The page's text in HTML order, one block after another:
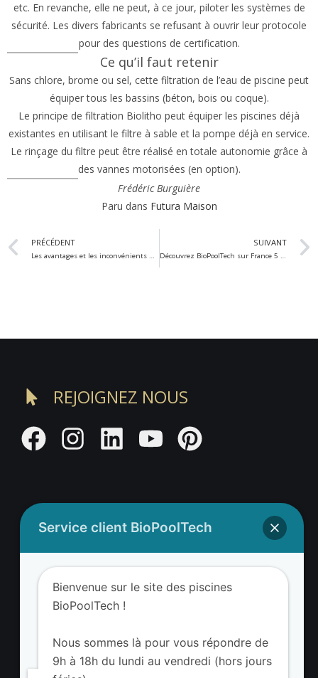
etc. En revanche, elle ne peut, à ce jour, piloter les systèmes de
sécurité. Les divers fabricants se refusant à ouvrir leur protocole
pour des questions de certification.
Ce qu’il faut retenir
Sans chlore, brome ou sel, cette filtration de l’eau de piscine peut
équiper tous les bassins (béton, bois ou coque).
Le principe de filtration Biolitho peut équiper les piscines déjà
existantes en utilisant le filtre à sable et la pompe déjà en service.
Le rinçage du filtre peut être réalisé en totale autonomie grâce à
des vannes motorisées (en option).
Frédéric Burguière
Paru dans Futura Maison
PRÉCÉDENT
Les avantages et les inconvénients de la piscine naturelle?
SUIVANT
Découvrez BioPoolTech sur France 5 dans l’émission Silence ça pousse !
REJOIGNEZ NOUS
Adresse BioValue BioPoolTech
BioValue BioPoolTech
Service client BioPoolTech
Bienvenue sur le site des piscines
BioPoolTech !
Nous sommes là pour vous répondre de
9h à 18h du lundi au vendredi (hors jours